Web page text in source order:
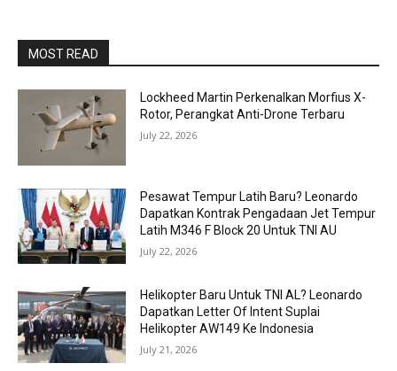
MOST READ
Lockheed Martin Perkenalkan Morfius X-
Rotor, Perangkat Anti-Drone Terbaru
July 22, 2026
Pesawat Tempur Latih Baru? Leonardo
Dapatkan Kontrak Pengadaan Jet Tempur
Latih M346 F Block 20 Untuk TNI AU
July 22, 2026
Helikopter Baru Untuk TNI AL? Leonardo
Dapatkan Letter Of Intent Suplai
Helikopter AW149 Ke Indonesia
July 21, 2026